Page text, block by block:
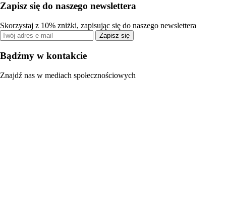
Zapisz się do naszego newslettera
Skorzystaj z 10% zniżki, zapisując się do naszego newslettera
Zapisz się
Bądźmy w kontakcie
Znajdź nas w mediach społecznościowych